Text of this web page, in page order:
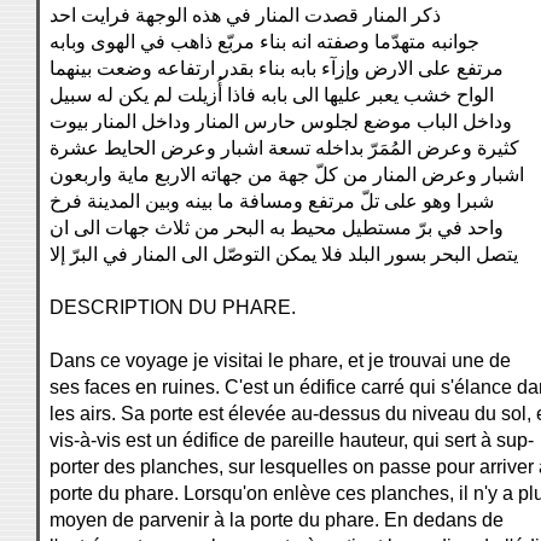
ذكر المنار قصدت المنار في هذه الوجهة فرايت احد
جوانبه متهدّما وصفته انه بناء مربّع ذاهب في الهوى وبابه
مرتفع على الارض وإزآء بابه بناء بقدر ارتفاعه وضعت بينهما
الواح خشب يعبر عليها الى بابه فاذا أُزيلت لم يكن له سبيل
وداخل الباب موضع لجلوس حارس المنار وداخل المنار بيوت
كثيرة وعرض المُمَرّ بداخله تسعة اشبار وعرض الحايط عشرة
اشبار وعرض المنار من كلّ جهة من جهاته الاربع ماية واربعون
شبرا وهو على تلّ مرتفع ومسافة ما بينه وبين المدينة فرخ
واحد في برّ مستطيل محيط به البحر من ثلاث جهات الى ان
يتصل البحر بسور البلد فلا يمكن التوصّل الى المنار في البرّ إلا
DESCRIPTION DU PHARE.
Dans ce voyage je visitai le phare, et je trouvai une de
ses faces en ruines. C'est un édifice carré qui s'élance
les airs. Sa porte est élevée au-dessus du niveau du sol,
vis-à-vis est un édifice de pareille hauteur, qui sert à sup-
porter des planches, sur lesquelles on passe pour arriver
porte du phare. Lorsqu'on enlève ces planches, il n'y a
moyen de parvenir à la porte du phare. En dedans de